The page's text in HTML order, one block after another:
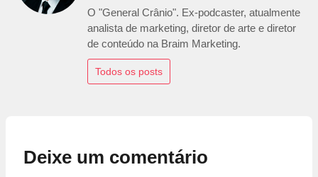
O "General Crânio". Ex-podcaster, atualmente
analista de marketing, diretor de arte e diretor
de conteúdo na Braim Marketing.
Todos os posts
Deixe um comentário